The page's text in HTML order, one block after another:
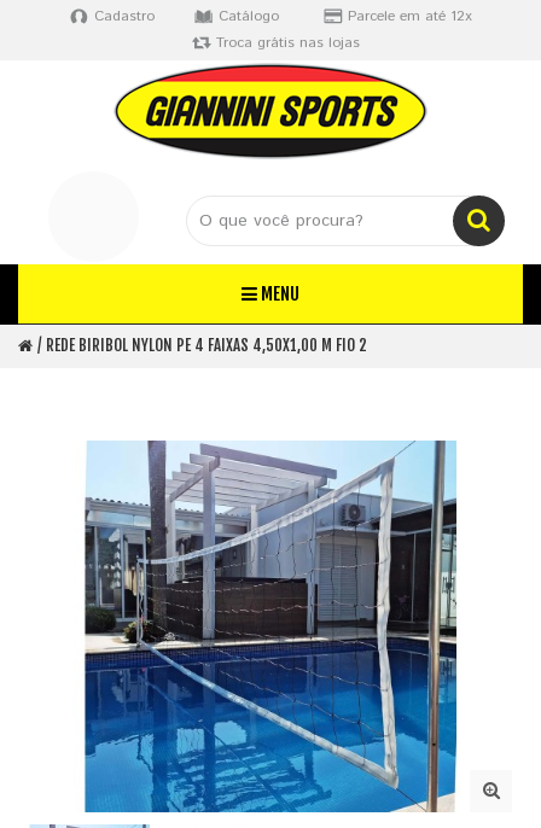
Cadastro Catálogo
Parcele em até 12x
Troca grátis nas lojas
MENU
REDE BIRIBOL NYLON PE 4 FAIXAS 4,50X1,00 M FIO 2